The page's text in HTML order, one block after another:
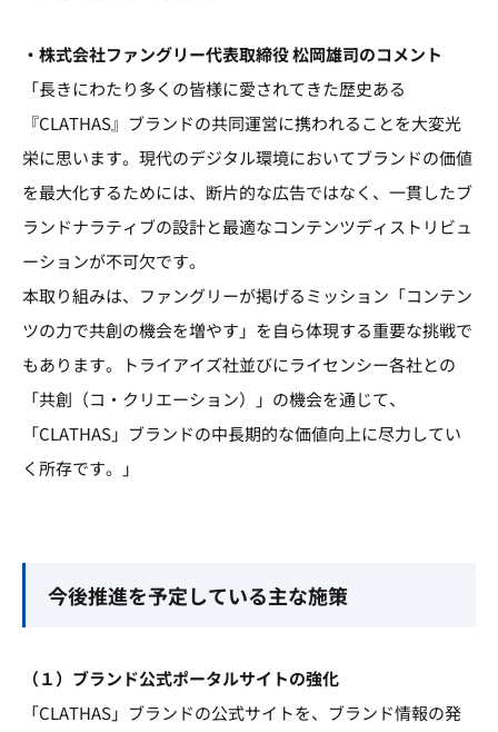
・株式会社ファングリー代表取締役 松岡雄司のコメント
「長きにわたり多くの皆様に愛されてきた歴史ある
『CLATHAS』ブランドの共同運営に携われることを大変光
栄に思います。現代のデジタル環境においてブランドの価値
を最大化するためには、断片的な広告ではなく、一貫したブ
ランドナラティブの設計と最適なコンテンツディストリビュ
ーションが不可欠です。
本取り組みは、ファングリーが掲げるミッション「コンテン
ツの力で共創の機会を増やす」を自ら体現する重要な挑戦で
もあります。トライアイズ社並びにライセンシー各社との
「共創（コ・クリエーション）」の機会を通じて、
「CLATHAS」ブランドの中長期的な価値向上に尽力してい
く所存です。」
今後推進を予定している主な施策
（１）ブランド公式ポータルサイトの強化
「CLATHAS」ブランドの公式サイトを、ブランド情報の発